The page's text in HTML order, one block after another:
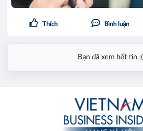
Thích Bình luận
Bạn đã xem hết tin :(